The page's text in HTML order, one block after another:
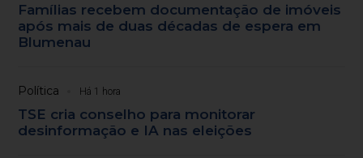
Famílias recebem documentação de imóveis
após mais de duas décadas de espera em
Blumenau
Política Há 1 hora
TSE cria conselho para monitorar
desinformação e IA nas eleições